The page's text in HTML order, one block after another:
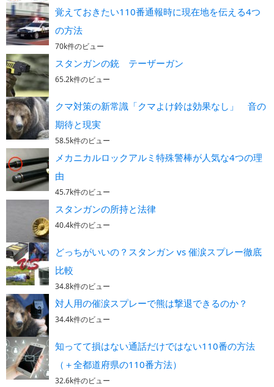
覚えておきたい110番通報時に現在地を伝える4つ
の方法
70k件のビュー
スタンガンの銃 テーザーガン
65.2k件のビュー
クマ対策の新常識「クマよけ鈴は効果なし」 音の
期待と現実
58.5k件のビュー
メカニカルロックアルミ特殊警棒が人気な4つの理
由
45.7k件のビュー
スタンガンの所持と法律
40.4k件のビュー
どっちがいいの？スタンガン vs 催涙スプレー徹底
比較
34.8k件のビュー
対人用の催涙スプレーで熊は撃退できるのか？
34.4k件のビュー
知ってて損はない通話だけではない110番の方法
（＋全都道府県の110番方法）
32.6k件のビュー